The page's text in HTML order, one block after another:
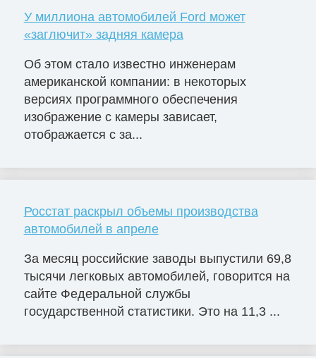
У миллиона автомобилей Ford может
«заглючит» задняя камера
Об этом стало известно инженерам
американской компании: в некоторых
версиях программного обеспечения
изображение с камеры зависает,
отображается с за...
Росстат раскрыл объемы производства
автомобилей в апреле
За месяц российские заводы выпустили 69,8
тысячи легковых автомобилей, говорится на
сайте Федеральной службы
государственной статистики. Это на 11,3 ...